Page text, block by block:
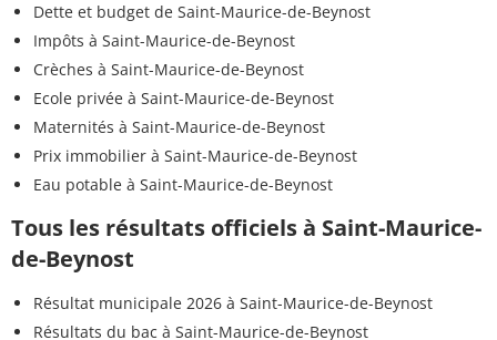
Dette et budget de Saint-Maurice-de-Beynost
Impôts à Saint-Maurice-de-Beynost
Crèches à Saint-Maurice-de-Beynost
Ecole privée à Saint-Maurice-de-Beynost
Maternités à Saint-Maurice-de-Beynost
Prix immobilier à Saint-Maurice-de-Beynost
Eau potable à Saint-Maurice-de-Beynost
Tous les résultats officiels à Saint-Maurice-
de-Beynost
Résultat municipale 2026 à Saint-Maurice-de-Beynost
Résultats du bac à Saint-Maurice-de-Beynost